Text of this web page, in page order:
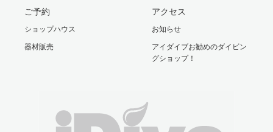
ご予約
ショップハウス
器材販売
アクセス
お知らせ
アイダイブお勧めのダイビン
グショップ！